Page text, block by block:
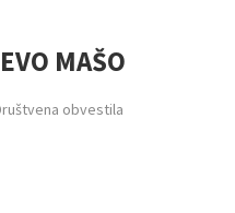
MAŠO
obvestila